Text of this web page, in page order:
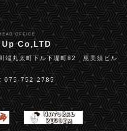
OFFICE
Co,LTD
端丸太町下ル下堤町82 恵美須ビル
075-752-2785